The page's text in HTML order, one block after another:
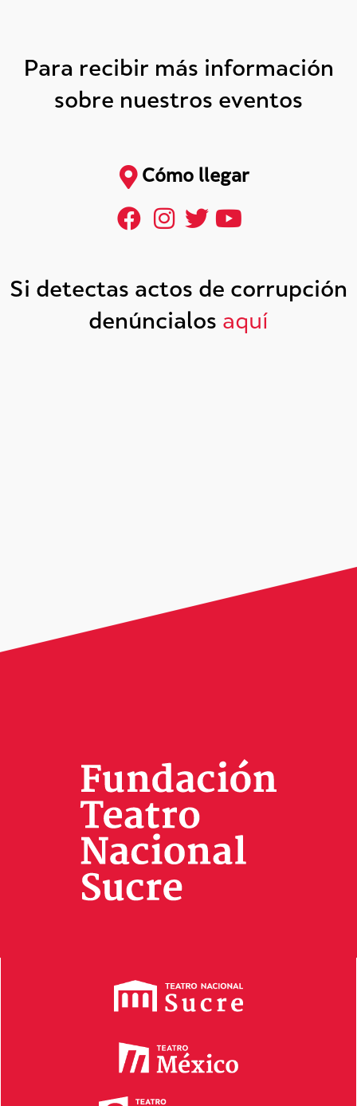
Para recibir más información
sobre nuestros eventos
Cómo llegar
Si detectas actos de corrupción
denúncialos aquí